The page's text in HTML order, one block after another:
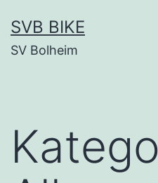
SVB BIKE
SV Bolheim